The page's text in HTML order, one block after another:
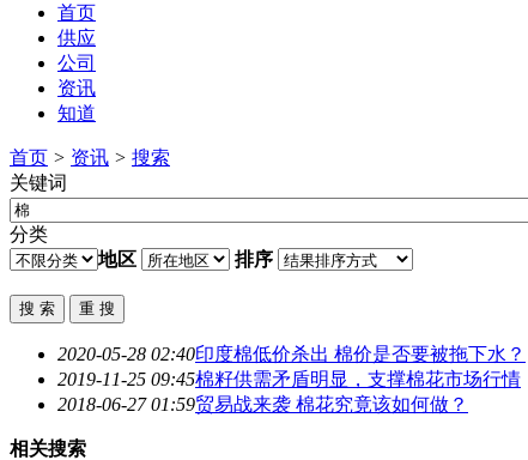
首页
供应
公司
资讯
知道
首页 > 资讯 > 搜索
关键词
分类
地区
排序
2020-05-28 02:40印度棉低价杀出 棉价是否要被拖下水？
2019-11-25 09:45棉籽供需矛盾明显，支撑棉花市场行情
2018-06-27 01:59贸易战来袭 棉花究竟该如何做？
相关搜索